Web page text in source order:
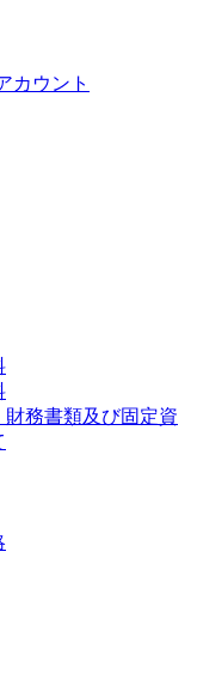
カウント
務書類及び固定資